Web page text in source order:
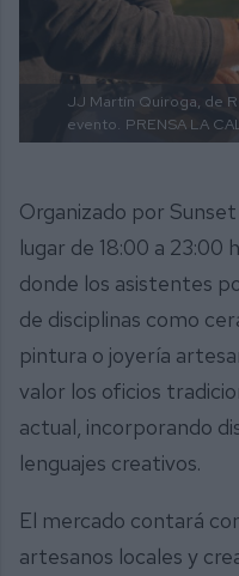
JJ Martín Quiroga, de
evento. PRENSA LA
Organizado por
lugar de 18:00 a 23:00
donde los asistentes
de disciplinas como
pintura o joyería
valor los oficios
actual, incorporando
lenguajes creativos.
El mercado contará
artesanos locales y